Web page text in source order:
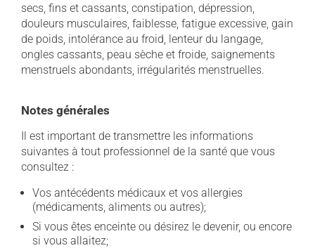
secs, fins et cassants, constipation, dépression,
douleurs musculaires, faiblesse, fatigue excessive, gain
de poids, intolérance au froid, lenteur du langage,
ongles cassants, peau sèche et froide, saignements
menstruels abondants, irrégularités menstruelles.
Notes générales
Il est important de transmettre les informations
suivantes à tout professionnel de la santé que vous
consultez :
Vos antécédents médicaux et vos allergies
(médicaments, aliments ou autres);
Si vous êtes enceinte ou désirez le devenir, ou encore
si vous allaitez;